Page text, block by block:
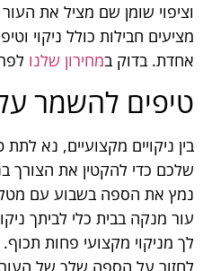
וציפוי שומן שם מציל את העור
מציעים חבילות כולל ניקוי
אחדת. בדוק במחירון שלנו
טיפים להשמר
בין ניקויים מקצועיים, נא
שלכם כדי להקטין את הצורך
נמץ את הספה בשבוע עם
עור מנקה בבית כלי לביתך
לך מניקוי מקצועי פחות